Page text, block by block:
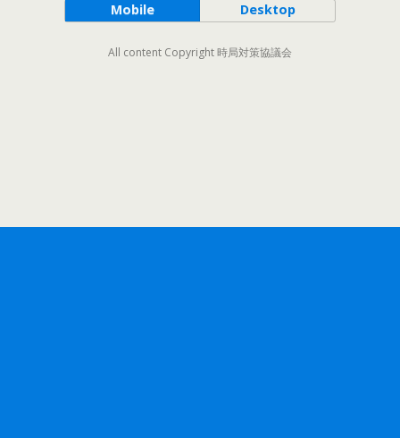
Mobile Desktop
All content Copyright 時局対策協議会